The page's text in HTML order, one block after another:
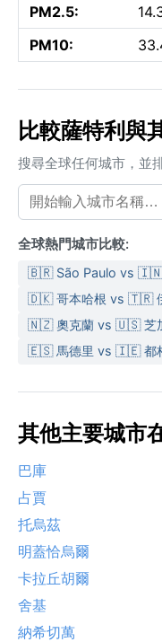
PM2.5:
PM10:
比較薩特利與
搜尋全球任何城市，並
全球熱門城市比較:
🇧🇷 São Paulo vs 🇮🇳
🇩🇰 哥本哈根 vs 🇹🇷
🇳🇿 奧克蘭 vs 🇺🇸 芝
🇪🇸 馬德里 vs 🇮🇪 都
其他主要城市
巴庫
占賈
托烏茲
明蓋恰烏爾
卡拉丘胡爾
舍基
納希切萬